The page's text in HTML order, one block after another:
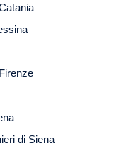
di Siena